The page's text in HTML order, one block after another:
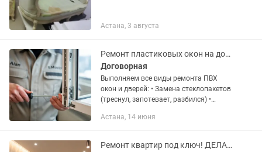
Астана, 3 августа
Ремонт пластиковых окон на дому в Астане. БЫСТРО и с ГАРАНТИЕЙ!
Договорная
Выполняем все виды ремонта ПВХ
окон и дверей: • Замена стеклопакетов
(треснул, запотевает, разбился) •
из окна) • Регулировка и ремонт
Астана, 14 июня
Ремонт квартир под ключ! ДЕЛАЕМ БЫСТРО И КАЧЕСТВЕННО !